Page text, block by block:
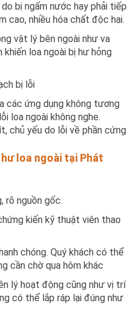
bị ngấm nước hay phải tiếp
cao, nhiều hóa chất độc hại.
vật lý bên ngoài như va
loa ngoài bị hư hỏng
bị lỗi
các ứng dụng không tương
loa ngoài không nghe.
chủ yếu do lỗi về phần cứng
loa ngoài tại Phát
rõ nguồn gốc.
kiến kỹ thuật viên thao
chóng. Quý khách có thể
cần chờ qua hôm khác
lý hoạt động cũng như vị trí
có thể lắp ráp lại đúng như